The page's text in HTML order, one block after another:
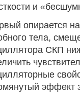
и
опирается
тела,
СКП
эффект